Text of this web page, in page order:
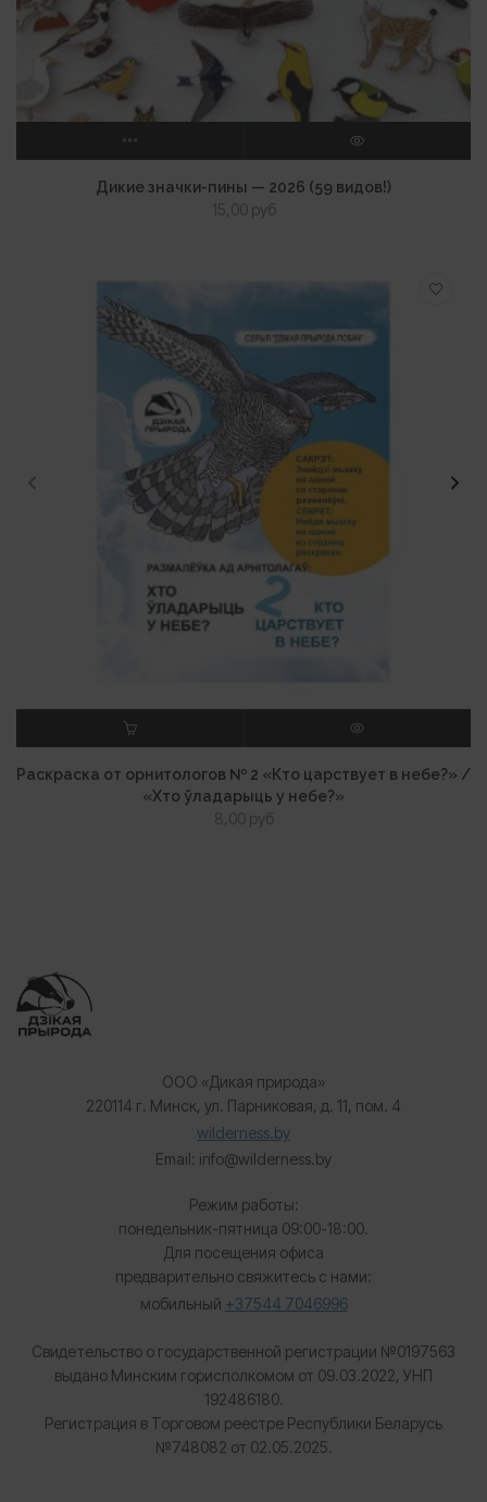
ВЫБЕРИТЕ ПАРАМЕТРЫ ПРОСМОТР
Дикие значки-пины — 2026 (59 видов!)
15,00 руб
Раскраска от орнитологов № 2 «Кто царствует в небе?» /
«Хто ўладарыць у небе?»
8,00 руб
ООО «Дикая природа»
220114 г. Минск, ул. Парниковая, д. 11, пом. 4
wilderness.by
Email: info@wilderness.by
Режим работы:
понедельник-пятница 09:00-18:00.
Для посещения офиса
предварительно свяжитесь с нами:
мобильный +37544 7046996
Свидетельство о государственной регистрации №0197563
выдано Минским горисполкомом от 09.03.2022, УНП
192486180.
Регистрация в Торговом реестре Республики Беларусь
№748082 от 02.05.2025.